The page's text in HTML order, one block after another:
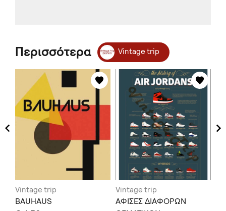
Περισσότερα Vintage trip
Vintage trip
BAUHAUS
Vintage trip
ΑΦΙΣΕΣ ΔΙΑΦΟΡΩΝ